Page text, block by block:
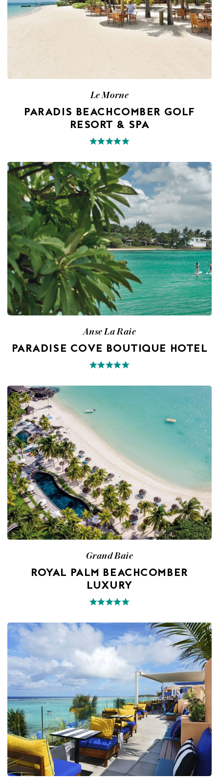
Le Morne
PARADIS BEACHCOMBER GOLF
RESORT & SPA
Anse La Raie
PARADISE COVE BOUTIQUE HOTEL
Grand Baie
ROYAL PALM BEACHCOMBER
LUXURY